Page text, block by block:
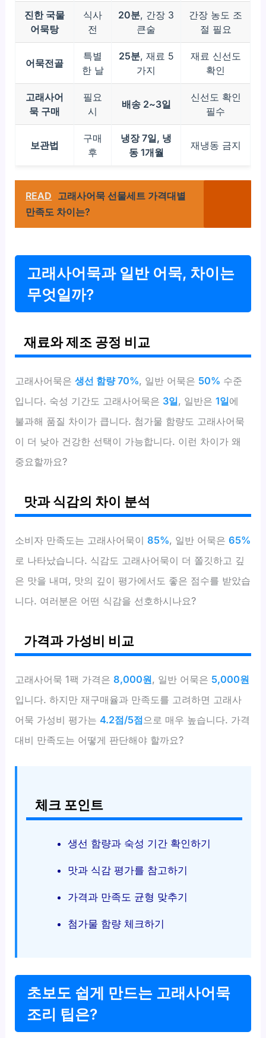
진한 국물
어묵탕
식사
전
20분, 간장 3
큰술
간장 농도 조
절 필요
어묵전골
특별
한 날
25분, 재료 5
가지
재료 신선도
확인
고래사어
묵 구매
필요
시
배송 2~3일
신선도 확인
필수
보관법
구매
후
냉장 7일, 냉
동 1개월
재냉동 금지
READ 고래사어묵 선물세트 가격대별
만족도 차이는?
고래사어묵과 일반 어묵, 차이는
무엇일까?
재료와 제조 공정 비교
고래사어묵은생선 함량 70%, 일반 어묵은 50% 수준
입니다. 숙성 기간도 고래사어묵은 3일, 일반은1일에
불과해 품질 차이가 큽니다. 첨가물 함량도 고래사어묵
이 더 낮아 건강한 선택이 가능합니다. 이런 차이가 왜
중요할까요?
맛과 식감의 차이 분석
소비자 만족도는 고래사어묵이85%, 일반 어묵은65%
로 나타났습니다. 식감도 고래사어묵이 더 쫄깃하고 깊
은 맛을 내며, 맛의 깊이 평가에서도 좋은 점수를 받았습
니다. 여러분은 어떤 식감을 선호하시나요?
가격과 가성비 비교
고래사어묵 1팩 가격은8,000원, 일반 어묵은 5,000원
입니다. 하지만 재구매율과 만족도를 고려하면 고래사
어묵 가성비 평가는4.2점/5점으로 매우 높습니다. 가격
대비 만족도는 어떻게 판단해야 할까요?
체크 포인트
생선 함량과 숙성 기간 확인하기
맛과 식감 평가를 참고하기
가격과 만족도 균형 맞추기
첨가물 함량 체크하기
초보도 쉽게 만드는 고래사어묵
조리 팁은?